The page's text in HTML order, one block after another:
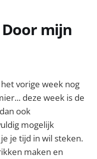
mijn
vorige week nog
deze week is de
ook
mogelijk
je tijd in wil steken.
maken en